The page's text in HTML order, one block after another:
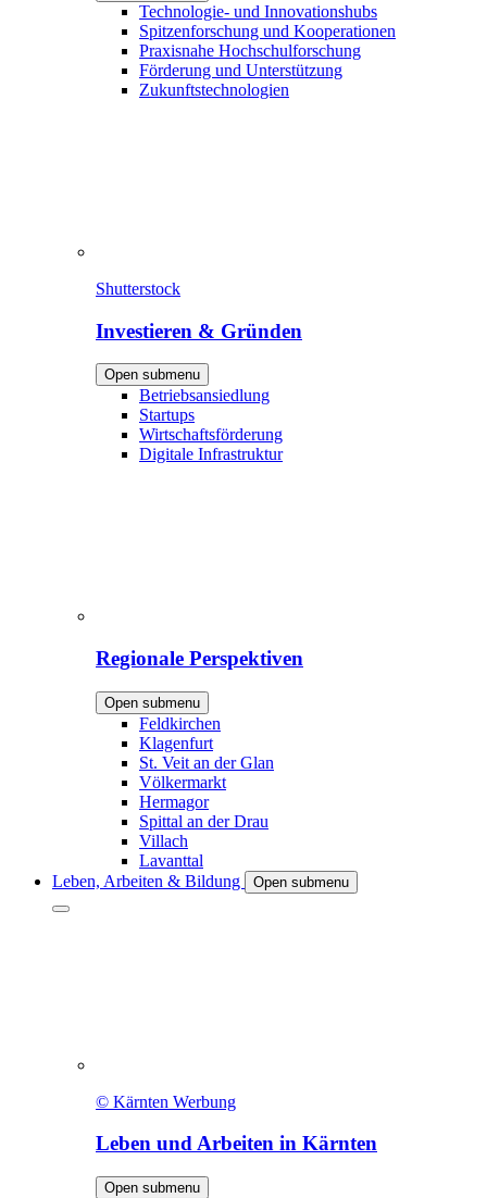
Technologie- und Innovationshubs
Spitzenforschung und Kooperationen
Praxisnahe Hochschulforschung
Förderung und Unterstützung
Zukunftstechnologien
Shutterstock
Investieren & Gründen
Open submenu
Betriebsansiedlung
Startups
Wirtschaftsförderung
Digitale Infrastruktur
Regionale Perspektiven
Open submenu
Feldkirchen
Klagenfurt
St. Veit an der Glan
Völkermarkt
Hermagor
Spittal an der Drau
Villach
Lavanttal
Leben, Arbeiten & Bildung
Open submenu
© Kärnten Werbung
Leben und Arbeiten in Kärnten
Open submenu